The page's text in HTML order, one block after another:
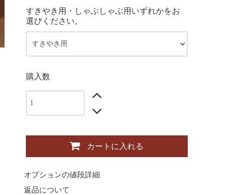
すきやき用・しゃぶしゃぶ用いずれかをお
選びください。
購入数
カートに入れる
オプションの値段詳細
返品について